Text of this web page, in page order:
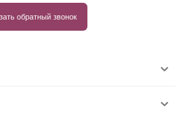
обратный звонок